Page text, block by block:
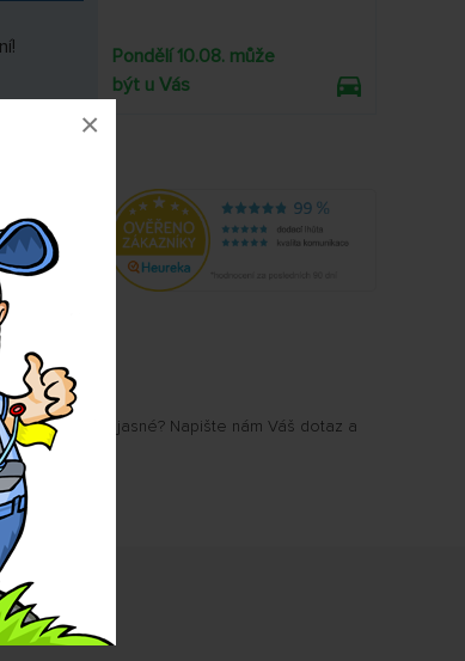
×
Pondělí 10.08. může
být u Vás
parametry jasné? Napište nám Váš dotaz a